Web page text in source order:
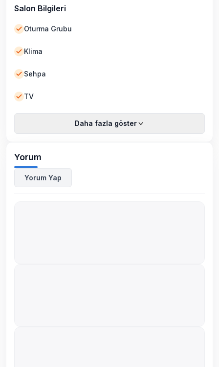
Salon Bilgileri
Oturma Grubu
Klima
Sehpa
TV
Daha fazla göster
Yorum
Yorum Yap